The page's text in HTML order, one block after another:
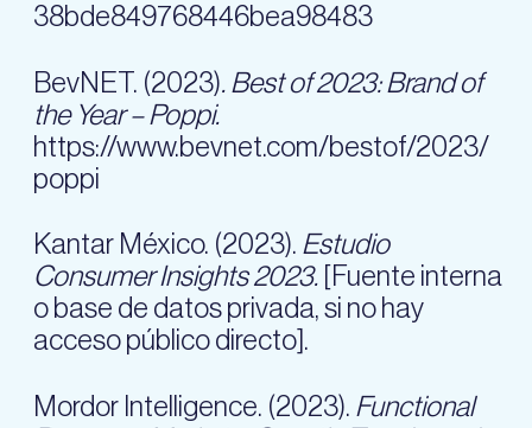
38bde849768446bea98483
BevNET. (2023) . Best of 2023: Brand of
the Year – Poppi.
https://www.bevnet.com/bestof/2023/
poppi
Kantar México. (2023). Estudio
Consumer Insights 2023. [Fuente interna
o base de datos privada, si no hay
acceso público directo].
Mordor Intelligence. (2023). Functional